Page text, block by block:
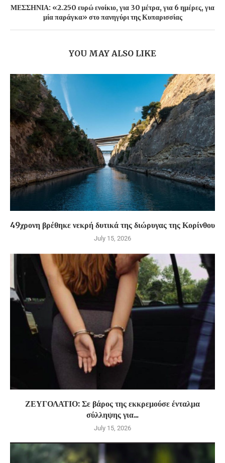
ΜΕΣΣΗΝΙΑ: «2.250 ευρώ ενοίκιο, για 30 μέτρα, για 6 ημέρες, για
μία παράγκα» στο πανηγύρι της Κυπαρισσίας
YOU MAY ALSO LIKE
49χρονη βρέθηκε νεκρή δυτικά της διώρυγας της Κορίνθου
July 15, 2026
ΖΕΥΓΟΛΑΤΙΟ: Σε βάρος της εκκρεμούσε ένταλμα
σύλληψης για...
July 15, 2026